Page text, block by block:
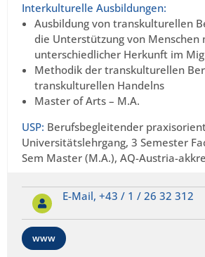
Interkulturelle Ausbildungen:
Ausbildung von transkulturellen
die Unterstützung von Menschen
unterschiedlicher Herkunft im
Methodik der transkulturellen
transkulturellen Handelns
Master of Arts – M.A.
USP: Berufsbegleitender
Universitätslehrgang, 3 Semester
Sem Master (M.A.), AQ-Austria-
E-Mail, +43 / 1 / 26 32 312
www